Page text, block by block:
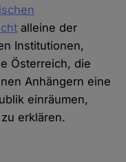
alleine der
Institutionen,
Österreich, die
Anhängern eine
einräumen,
erklären.